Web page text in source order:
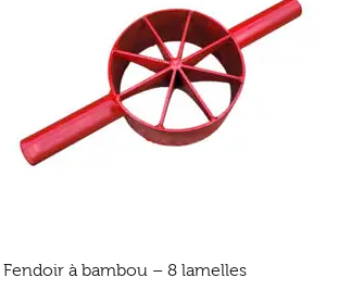
Fendoir à bambou – 8 lamelles